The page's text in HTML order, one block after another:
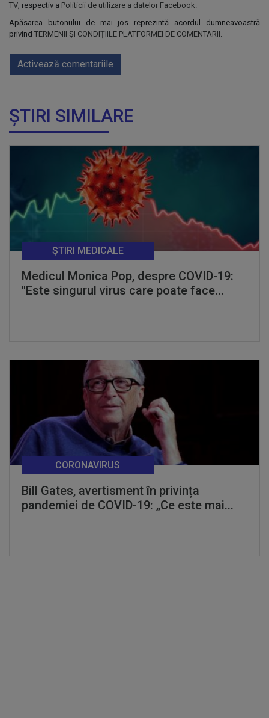
TV, respectiv a Politicii de utilizare a datelor Facebook.
Apăsarea butonului de mai jos reprezintă acordul dumneavoastră
privind TERMENII ȘI CONDIȚIILE PLATFORMEI DE COMENTARII.
Activează comentariile
ȘTIRI SIMILARE
Medicul Monica Pop, despre COVID-19:
"Este singurul virus care poate face...
ȘTIRI MEDICALE
Bill Gates, avertisment în privința
pandemiei de COVID-19: „Ce este mai...
CORONAVIRUS